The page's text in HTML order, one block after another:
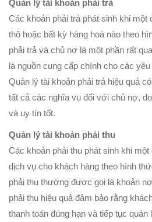
Quản lý tài khoản phải trả
Các khoản phải trả phát sinh khi một
thô hoặc bất kỳ hàng hoá nào theo
phải trả và chủ nợ là một phần rất
là nguồn cung cấp chính cho các
Quản lý tài khoản phải trả hiệu quả
tất cả các nghĩa vụ đối với chủ nợ,
và uy tín tốt.
Quản lý tài khoản phải thu
Các khoản phải thu phát sinh khi
dịch vụ cho khách hàng theo hình
phải thu thường được gọi là khoản
phải thu hiệu quả đảm bảo rằng
thanh toán đúng hạn và tiếp tục